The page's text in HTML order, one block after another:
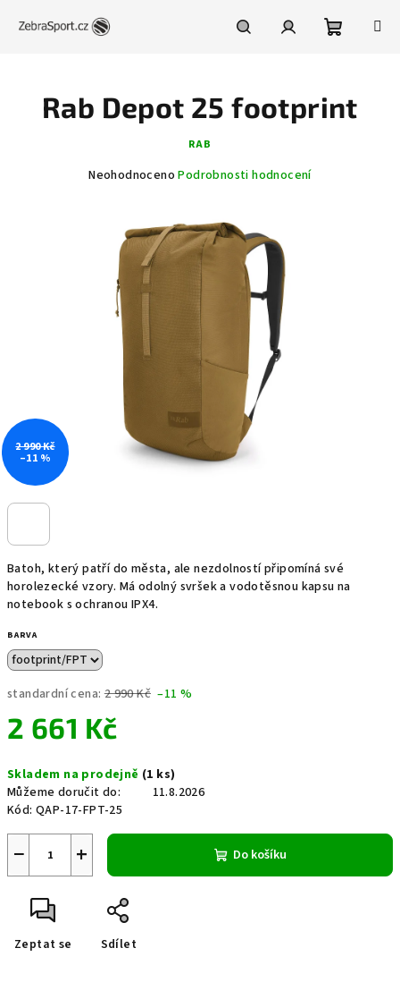
košík
Batoh, který patří do města, ale nezdolností připomíná své
horolezecké vzory. Má odolný svršek a vodotěsnou kapsu na
notebook s ochranou IPX4.
BARVA
standardní cena: 2 990 Kč –11 %
2 661 Kč
cena:
Skladem na prodejně (1 ks)
Můžeme doručit do:
11.8.2026
Kód: QAP-17-FPT-25
+
− Do košíku
Zeptat se Sdílet
Rab Depot 25 footprint
RAB
Průměrné
hvězdiček.
Neohodnoceno Podrobnosti hodnocení
2 990 Kč
–11 %